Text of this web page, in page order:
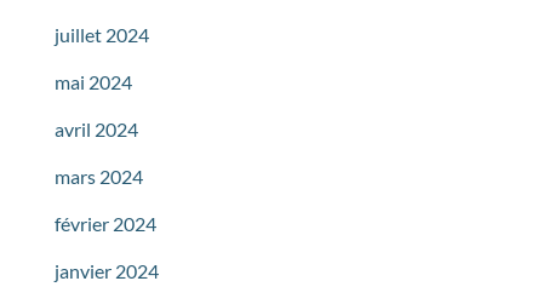
juillet 2024
mai 2024
avril 2024
mars 2024
février 2024
janvier 2024